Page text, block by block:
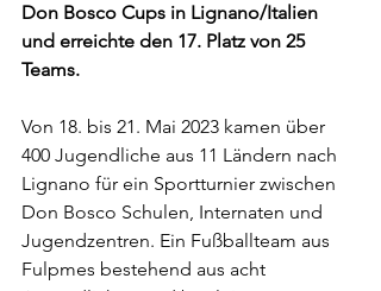
Don Bosco Cups in Lignano/Italien
und erreichte den 17. Platz von 25
Teams.
Von 18. bis 21. Mai 2023 kamen über
400 Jugendliche aus 11 Ländern nach
Lignano für ein Sportturnier zwischen
Don Bosco Schulen, Internaten und
Jugendzentren. Ein Fußballteam aus
Fulpmes bestehend aus acht